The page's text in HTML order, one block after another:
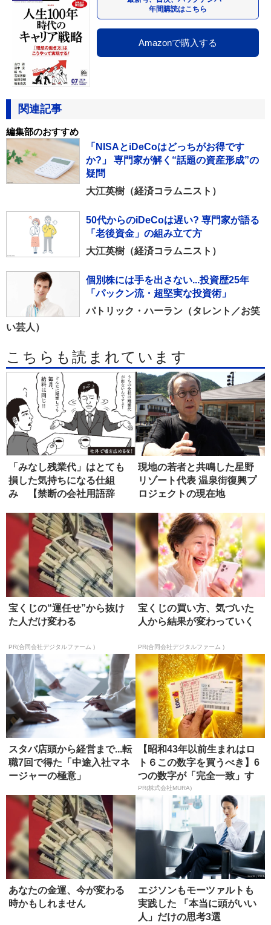
年間購読はこちら
Amazonで購入する
関連記事
編集部のおすすめ
「NISAとiDeCoはどっちがお得です
か?」 専門家が解く“話題の資産形成”の
疑問
大江英樹（経済コラムニスト）
50代からのiDeCoは遅い? 専門家が語る
「老後資金」の組み立て方
大江英樹（経済コラムニスト）
個別株には手を出さない...投資歴25年
「パックン流・超堅実な投資術」
パトリック・ハーラン（タレント／お笑
い芸人）
こちらも読まれています
「みなし残業代」はとても
損した気持ちになる仕組
み 【禁断の会社用語辞
現地の若者と共鳴した星野
リゾート代表 温泉街復興プ
ロジェクトの現在地
宝くじの“運任せ”から抜け
た人だけ変わる
PR(合同会社デジタルファーム )
宝くじの買い方、気づいた
人から結果が変わっていく
PR(合同会社デジタルファーム )
スタバ店頭から経営まで...転
職7回で得た「中途入社マネ
ージャーの極意」
【昭和43年以前生まれはロ
ト６この数字を買うべき】6
つの数字が「完全一致」す
る方...
PR(株式会社MURA)
あなたの金運、今が変わる
時かもしれません
エジソンもモーツァルトも
実践した 「本当に頭がいい
人」だけの思考3選